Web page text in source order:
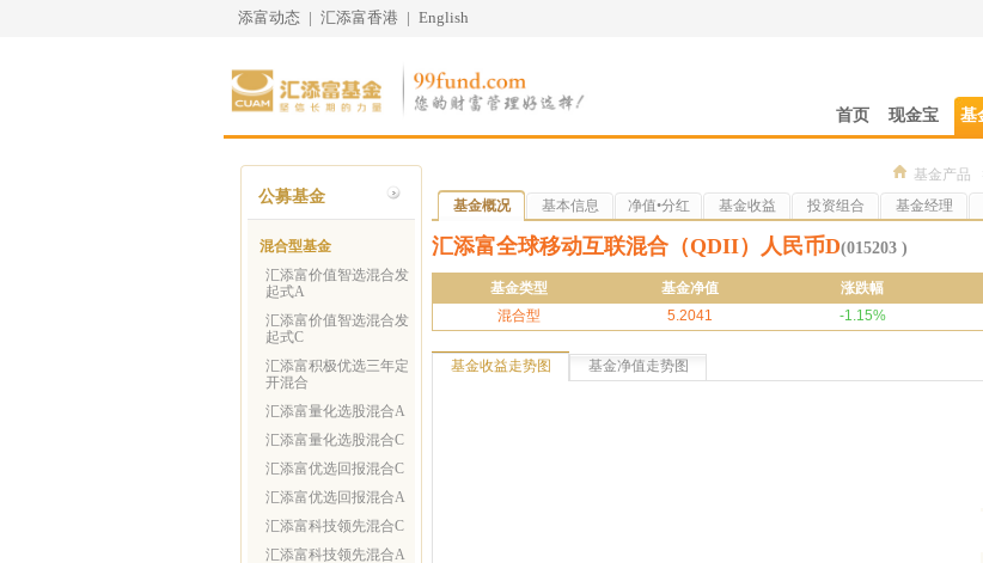
添富动态 | 汇添富香港 | English
首页 现金宝 基
公募基金
混合型基金
汇添富价值智选混合发
起式A
汇添富价值智选混合发
起式C
汇添富积极优选三年定
开混合
汇添富量化选股混合A
汇添富量化选股混合C
汇添富优选回报混合C
汇添富优选回报混合A
汇添富科技领先混合C
汇添富科技领先混合A
基金产品
基金概况 基本信息 净值•分红 基金收益 投资组合 基金经理
汇添富全球移动互联混合（QDII）人民币D(015203 )
基金类型 基金净值 涨跌幅
混合型
5.2041 -1.15%
基金收益走势图 基金净值走势图